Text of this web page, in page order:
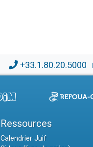
+33.1.80.20.5000
Ressources
Calendrier Juif